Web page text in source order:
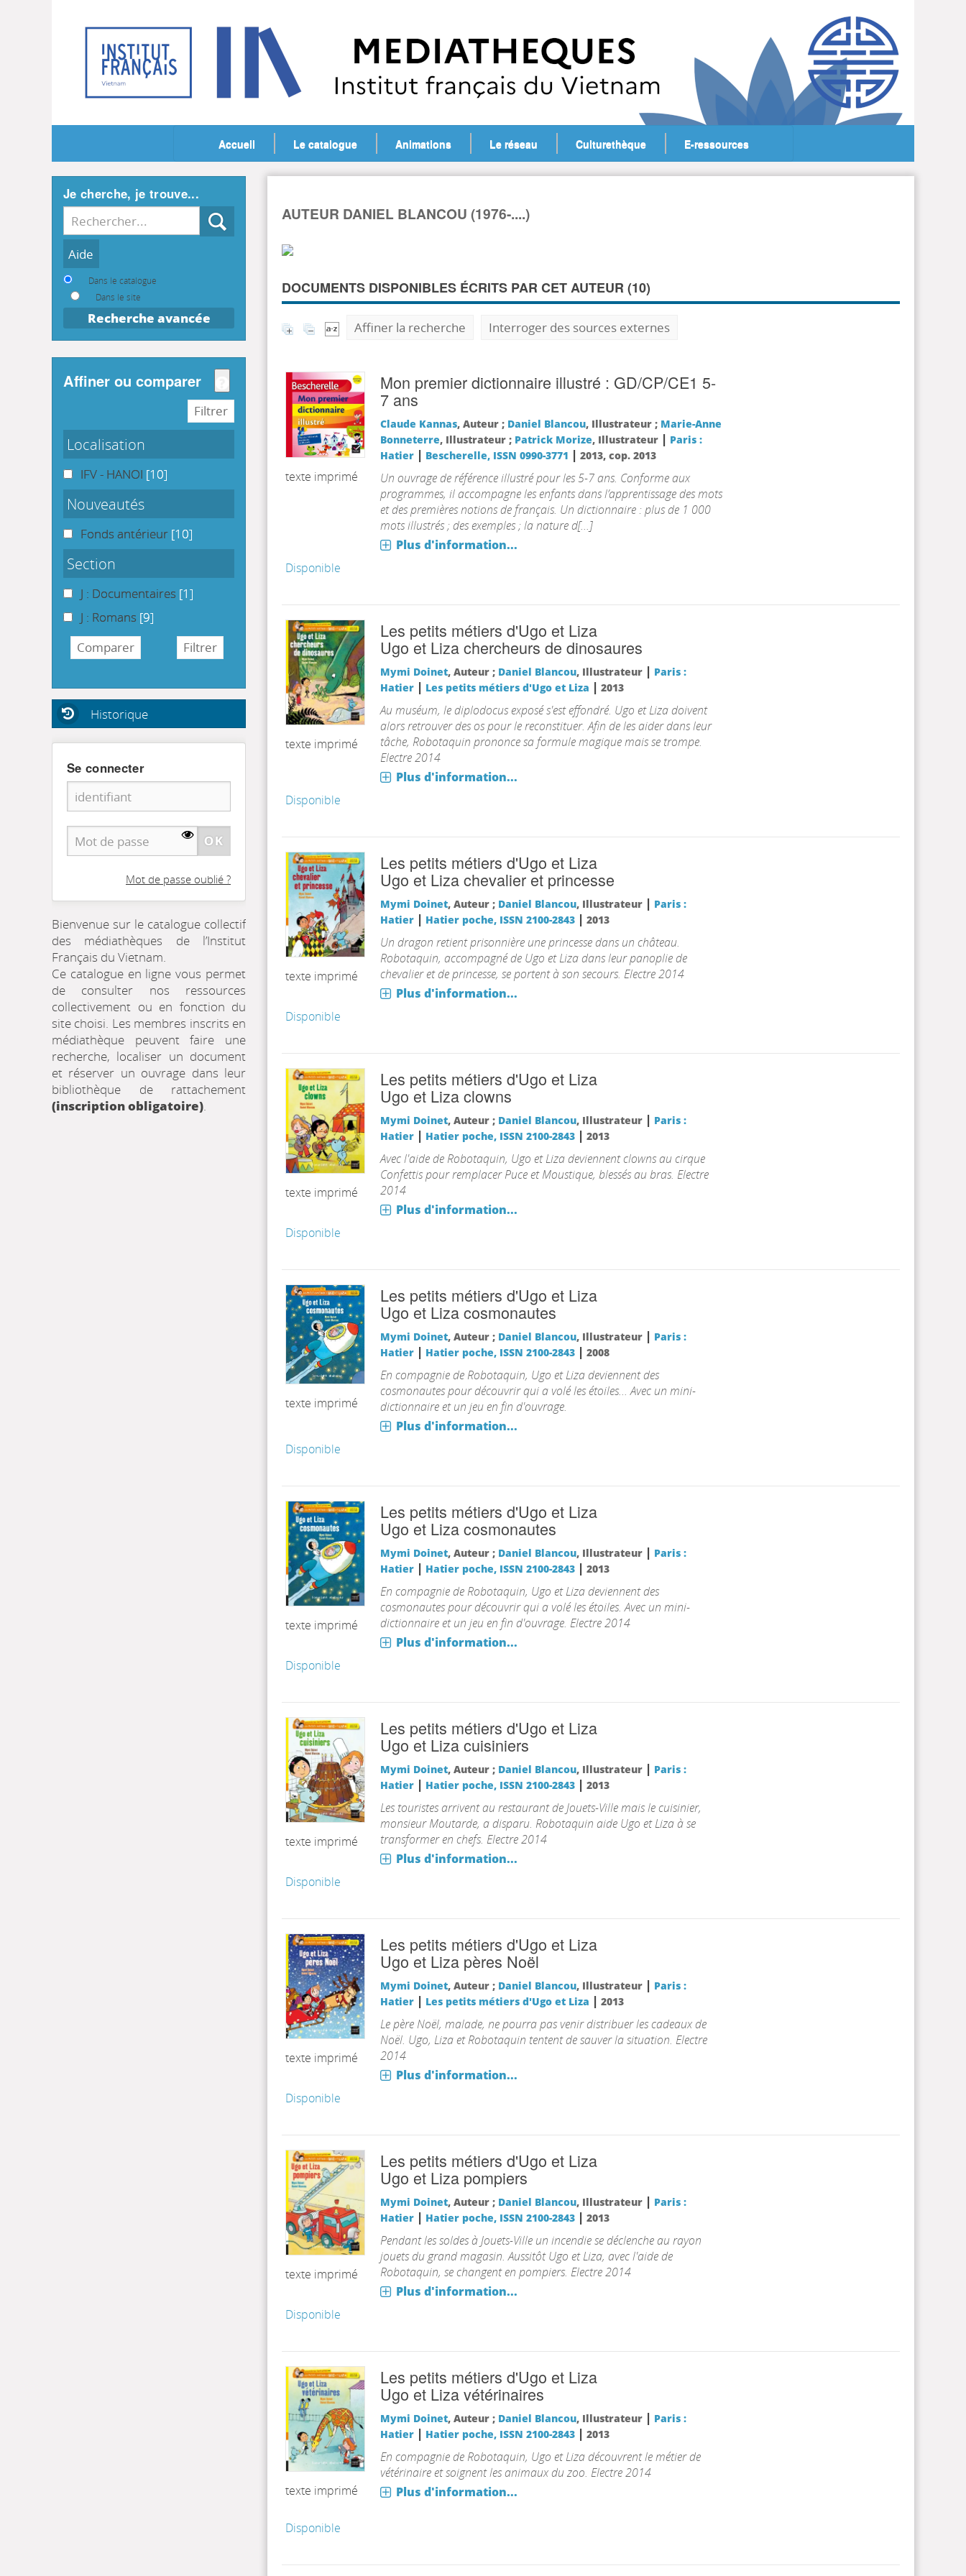
Accueil Le catalogue Animations Le réseau Culturethèque E-ressources
AUTEUR DANIEL BLANCOU (1976-....)
DOCUMENTS DISPONIBLES ÉCRITS PAR CET AUTEUR (10)
Affiner la recherche Interroger des sources externes
texte imprimé
Mon premier dictionnaire illustré : GD/CP/CE1 5-
7 ans
Claude Kannas, Auteur ; Daniel Blancou, Illustrateur ; Marie-Anne
Bonneterre, Illustrateur ; Patrick Morize, Illustrateur | Paris :
Hatier| Bescherelle, ISSN 0990-3771 | 2013, cop. 2013
Un ouvrage de référence illustré pour les 5-7 ans. Conforme aux
programmes, il accompagne les enfants dans l’apprentissage des mots
et des premières notions de français. Un dictionnaire : plus de 1 000
mots illustrés ; des exemples ; la nature d[...]
Plus d'information...
Disponible
texte imprimé
Les petits métiers d'Ugo et Liza
Ugo et Liza chercheurs de dinosaures
Mymi Doinet, Auteur ; Daniel Blancou, Illustrateur | Paris :
Hatier| Les petits métiers d'Ugo et Liza | 2013
Au muséum, le diplodocus exposé s'est effondré. Ugo et Liza doivent
alors retrouver des os pour le reconstituer. Afin de les aider dans leur
tâche, Robotaquin prononce sa formule magique mais se trompe.
Electre 2014
Plus d'information...
Disponible
texte imprimé
Les petits métiers d'Ugo et Liza
Ugo et Liza chevalier et princesse
Mymi Doinet, Auteur ; Daniel Blancou, Illustrateur | Paris :
Hatier| Hatier poche, ISSN 2100-2843| 2013
Un dragon retient prisonnière une princesse dans un château.
Robotaquin, accompagné de Ugo et Liza dans leur panoplie de
chevalier et de princesse, se portent à son secours. Electre 2014
Plus d'information...
Disponible
texte imprimé
Les petits métiers d'Ugo et Liza
Ugo et Liza clowns
Mymi Doinet, Auteur ; Daniel Blancou, Illustrateur | Paris :
Hatier| Hatier poche, ISSN 2100-2843| 2013
Avec l'aide de Robotaquin, Ugo et Liza deviennent clowns au cirque
Confettis pour remplacer Puce et Moustique, blessés au bras. Electre
2014
Plus d'information...
Disponible
texte imprimé
Les petits métiers d'Ugo et Liza
Ugo et Liza cosmonautes
Mymi Doinet, Auteur ; Daniel Blancou, Illustrateur | Paris :
Hatier| Hatier poche, ISSN 2100-2843| 2008
En compagnie de Robotaquin, Ugo et Liza deviennent des
cosmonautes pour découvrir qui a volé les étoiles... Avec un mini-
dictionnaire et un jeu en fin d'ouvrage.
Plus d'information...
Disponible
texte imprimé
Les petits métiers d'Ugo et Liza
Ugo et Liza cosmonautes
Mymi Doinet, Auteur ; Daniel Blancou, Illustrateur | Paris :
Hatier| Hatier poche, ISSN 2100-2843| 2013
En compagnie de Robotaquin, Ugo et Liza deviennent des
cosmonautes pour découvrir qui a volé les étoiles. Avec un mini-
dictionnaire et un jeu en fin d'ouvrage. Electre 2014
Plus d'information...
Disponible
texte imprimé
Les petits métiers d'Ugo et Liza
Ugo et Liza cuisiniers
Mymi Doinet, Auteur ; Daniel Blancou, Illustrateur | Paris :
Hatier| Hatier poche, ISSN 2100-2843| 2013
Les touristes arrivent au restaurant de Jouets-Ville mais le cuisinier,
monsieur Moutarde, a disparu. Robotaquin aide Ugo et Liza à se
transformer en chefs. Electre 2014
Plus d'information...
Disponible
texte imprimé
Les petits métiers d'Ugo et Liza
Ugo et Liza pères Noël
Mymi Doinet, Auteur ; Daniel Blancou, Illustrateur | Paris :
Hatier| Les petits métiers d'Ugo et Liza | 2013
Le père Noël, malade, ne pourra pas venir distribuer les cadeaux de
Noël. Ugo, Liza et Robotaquin tentent de sauver la situation. Electre
2014
Plus d'information...
Disponible
texte imprimé
Les petits métiers d'Ugo et Liza
Ugo et Liza pompiers
Mymi Doinet, Auteur ; Daniel Blancou, Illustrateur | Paris :
Hatier| Hatier poche, ISSN 2100-2843| 2013
Pendant les soldes à Jouets-Ville un incendie se déclenche au rayon
jouets du grand magasin. Aussitôt Ugo et Liza, avec l'aide de
Robotaquin, se changent en pompiers. Electre 2014
Plus d'information...
Disponible
texte imprimé
Les petits métiers d'Ugo et Liza
Ugo et Liza vétérinaires
Mymi Doinet, Auteur ; Daniel Blancou, Illustrateur | Paris :
Hatier| Hatier poche, ISSN 2100-2843| 2013
En compagnie de Robotaquin, Ugo et Liza découvrent le métier de
vétérinaire et soignent les animaux du zoo. Electre 2014
Plus d'information...
Disponible
Je cherche, je trouve...
Recherche
Dans le catalogue
Dans le site
Recherche avancée
affiner ou comparer
Localisation
IFV - HANOI [10]
Nouveautés
Fonds antérieur [10]
Section
J : Documentaires [1]
J : Romans [9]
Historique
Se connecter
Mot de passe oublié ?
Bienvenue sur le catalogue collectif
des médiathèques de l’Institut
Français du Vietnam.
Ce catalogue en ligne vous permet
de consulter nos ressources
collectivement ou en fonction du
site choisi. Les membres inscrits en
médiathèque peuvent faire une
recherche, localiser un document
et réserver un ouvrage dans leur
bibliothèque de rattachement
(inscription obligatoire).